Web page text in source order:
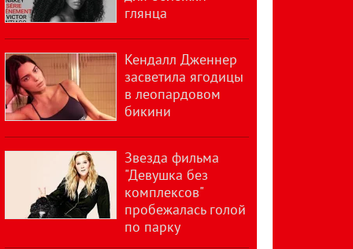
глянца
Кендалл Дженнер
засветила ягодицы
в леопардовом
бикини
Звезда фильма
"Девушка без
комплексов"
пробежалась голой
по парку